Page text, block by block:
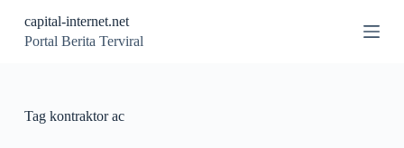
S
k
capital-internet.net
Portal Berita Terviral
Tagkontraktor ac